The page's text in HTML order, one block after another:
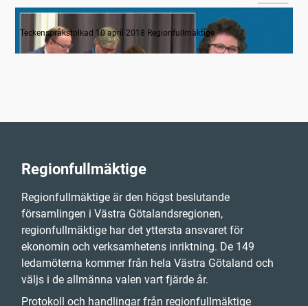
Teckenspråkstolkad 10 april 2018 Regionfullmäktige
Regionfullmäktige
Regionfullmäktige är den högst beslutande
församlingen i Västra Götalandsregionen,
regionfullmäktige har det yttersta ansvaret för
ekonomin och verksamhetens inriktning. De 149
ledamöterna kommer från hela Västra Götaland och
väljs i de allmänna valen vart fjärde år.
Protokoll och handlingar från regionfullmäktige